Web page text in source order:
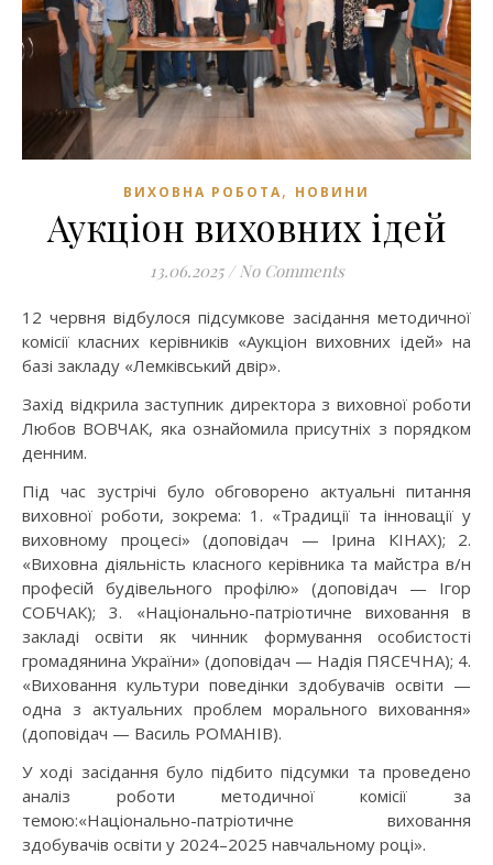
ВИХОВНА РОБОТА, НОВИНИ
Аукціон виховних ідей
13.06.2025 / No Comments
12 червня відбулося підсумкове засідання методичної
комісії класних керівників «Аукціон виховних ідей» на
базі закладу «Лемківський двір».
Захід відкрила заступник директора з виховної роботи
Любов ВОВЧАК, яка ознайомила присутніх з порядком
денним.
Під час зустрічі було обговорено актуальні питання
виховної роботи, зокрема: 1. «Традиції та інновації у
виховному процесі» (доповідач — Ірина КІНАХ); 2.
«Виховна діяльність класного керівника та майстра в/н
професій будівельного профілю» (доповідач — Ігор
СОБЧАК); 3. «Національно-патріотичне виховання в
закладі освіти як чинник формування особистості
громадянина України» (доповідач — Надія ПЯСЕЧНА); 4.
«Виховання культури поведінки здобувачів освіти —
одна з актуальних проблем морального виховання»
(доповідач — Василь РОМАНІВ).
У ході засідання було підбито підсумки та проведено
аналіз роботи методичної комісії за
темою:«Національно-патріотичне виховання
здобувачів освіти у 2024–2025 навчальному році».